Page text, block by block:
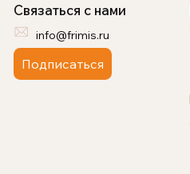
Связаться с нами
info@frimis.ru
Подписаться